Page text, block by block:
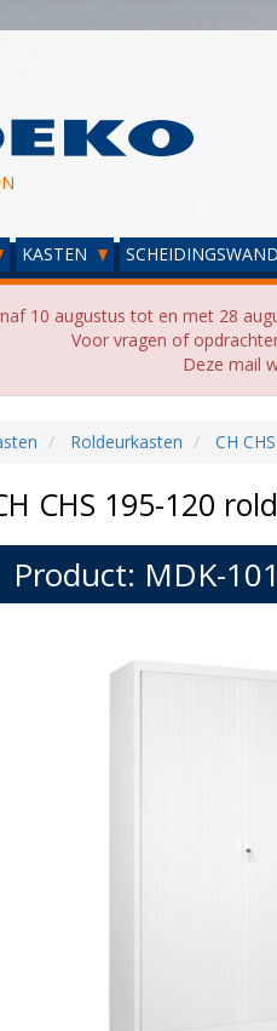
KASTEN
10 augustus tot en met 28
Voor vragen of
Deze mail
Roldeurkasten CH
CHS 195-120
Product: MDK-